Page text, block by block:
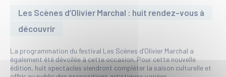
Les Scènes d’Olivier Marchal : huit rendez-vous à
découvrir
La programmation du festival Les Scènes d’Olivier Marchal a
également été dévoilée à cette occasion. Pour cette nouvelle
édition, huit spectacles viendront compléter la saison culturelle et